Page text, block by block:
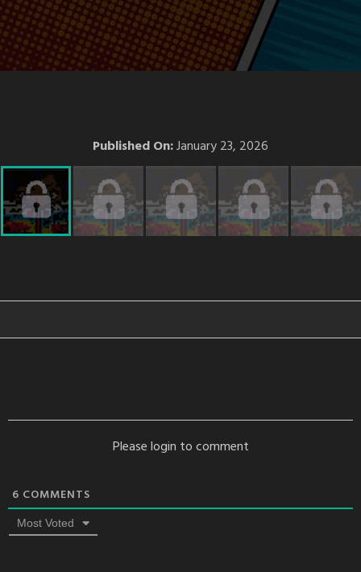
Published On:January 23, 2026
Please login to comment
6 COMMENTS
Most Voted